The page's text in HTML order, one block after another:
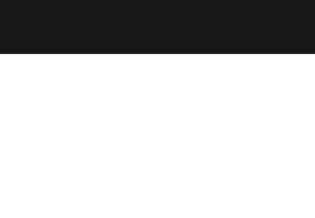
vertrieben. Bitte besuchen Sie die Websites von ASUS USA
Angeboten. Die Produkte sind möglicherweise nicht in allen